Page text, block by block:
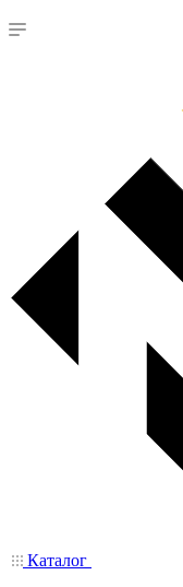
Каталог